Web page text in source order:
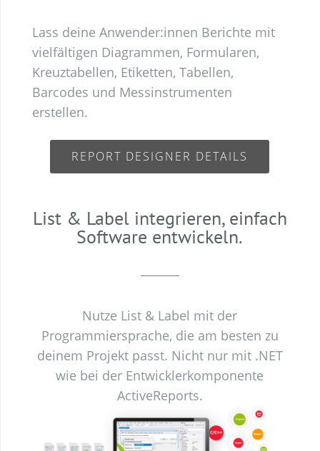
Lass deine Anwender:innen Berichte mit
vielfältigen Diagrammen, Formularen,
Kreuztabellen, Etiketten, Tabellen,
Barcodes und Messinstrumenten
erstellen.
REPORT DESIGNER DETAILS
List & Label integrieren, einfach
Software entwickeln.
Nutze List & Label mit der
Programmiersprache, die am besten zu
deinem Projekt passt. Nicht nur mit .NET
wie bei der Entwicklerkomponente
ActiveReports.